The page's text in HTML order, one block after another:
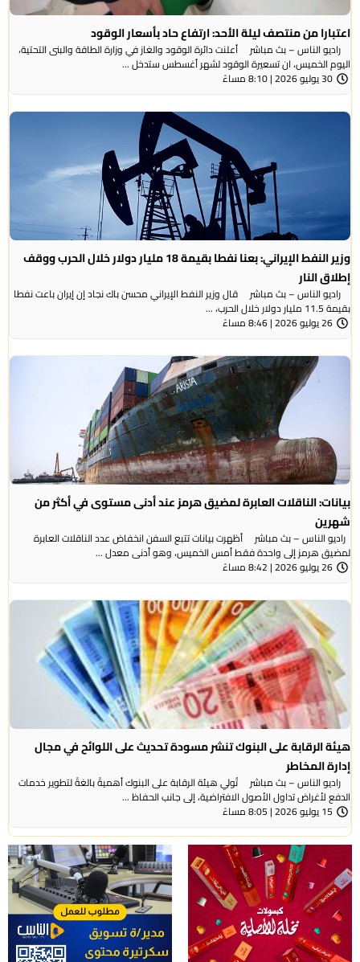
اعتبارا من منتصف ليلة الأحد: ارتفاع حاد بأسعار الوقود
راديو الناس – بث مباشر أعلنت دائرة الوقود والغاز في وزارة الطاقة والبنى التحتية،
اليوم الخميس، ان تسعيرة الوقود لشهر أغسطس ستدخل ...
30 يوليو 2026 | 8:10 مساءً
وزير النفط الإيراني: بعنا نفطا بقيمة 18 مليار دولار خلال الحرب ووقف
إطلاق النار
راديو الناس – بث مباشر قال وزير النفط الإيراني محسن باك نجاد إن إيران باعت نفطا
بقيمة 11.5 مليار دولار خلال الحرب، ...
26 يوليو 2026 | 8:46 مساءً
بيانات: الناقلات العابرة لمضيق هرمز عند أدنى مستوى في أكثر من
شهرين
راديو الناس – بث مباشر أظهرت بيانات تتبع السفن انخفاض عدد الناقلات العابرة
لمضيق هرمز إلى واحدة فقط أمس الخميس، وهو أدنى معدل ...
26 يوليو 2026 | 8:42 مساءً
هيئة الرقابة على البنوك تنشر مسودة تحديث على اللوائح في مجال
إدارة المخاطر
راديو الناس – بث مباشر تُولي هيئة الرقابة على البنوك أهميةً بالغةً لتطوير خدمات
الدفع لأغراض تداول الأصول الافتراضية، إلى جانب الحفاظ ...
15 يوليو 2026 | 8:05 مساءً